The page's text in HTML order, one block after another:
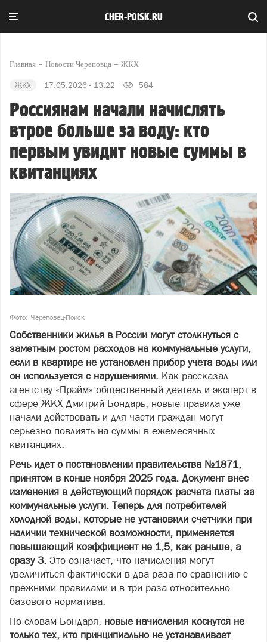
CHER-POISK.RU
Главная Новости Череповца ЖКХ
ЖКХ 17.05.2026 - 13:22 584
Россиянам начали начислять
втрое больше за воду: кто
первым увидит новые суммы в
квитанциях
Фото: Череповец-Поиск
Собственники жилья в России могут столкнуться с
заметным ростом расходов на коммунальные услуги,
если в квартире не установлен прибор учета воды или
он используется с нарушениями. Как рассказал
агентству «Прайм» общественный деятель и эксперт в
сфере ЖКХ Дмитрий Бондарь, новые правила уже
начали действовать и для части граждан могут
серьезно повлиять на суммы в ежемесячных
квитанциях.
Речь идет о постановлении правительства №1871,
принятом в конце ноября 2025 года. Документ внес
изменения в действующий порядок расчета платы за
коммунальные услуги. Теперь для потребителей
холодной воды, которые не установили счетчики при
наличии технической возможности, применяется
повышающий коэффициент не 1,5, как раньше, а
сразу 3. Это означает, что начисления могут
увеличиться фактически в два раза по сравнению с
прежними правилами и в три раза относительно
базового норматива.
По словам Бондаря, новые начисления коснутся не
только тех, кто принципиально не устанавливает